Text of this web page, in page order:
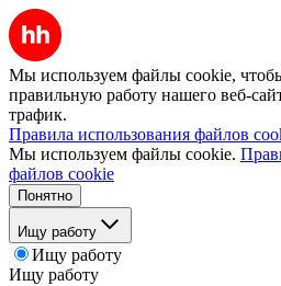
Мы используем файлы cookie,
правильную работу нашего веб-
трафик.
Правила использования файлов
Мы используем файлы cookie.
файлов cookie
Понятно
Ищу работу
Ищу работу
Ищу работу